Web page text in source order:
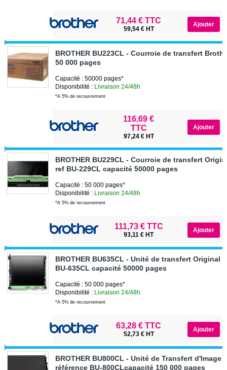
71,44 € TTC
59,54 € HT
BROTHER BU223CL - Courroie de transfert
50 000 pages
Capacité : 50000 pages*
Disponibilité : Livraison 24/48h
*A 5% de recouvrement
116,69 €
TTC
97,24 € HT
BROTHER BU229CL - Courroie de transfert
ref BU-229CL capacité 50000 pages
Capacité : 50 000 pages*
Disponibilité : Livraison 24/48h
*A 5% de recouvrement
111,73 € TTC
93,11 € HT
BROTHER BU635CL - Unité de transfert Original
BU-635CL capacité 50000 pages
Capacité : 50 000 pages*
Disponibilité : Livraison 24/48h
*A 5% de recouvrement
63,28 € TTC
52,73 € HT
BROTHER BU800CL - Unité de Transfert d'Image
référence BU-800CLcapacité 150 000 pages